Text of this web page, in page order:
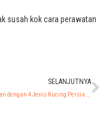
susah kok cara perawatan
SELANJUTNYA
Yuk Kenalan dengan 4 Jenis Kucing Persia Paling Populer di Indonesia!